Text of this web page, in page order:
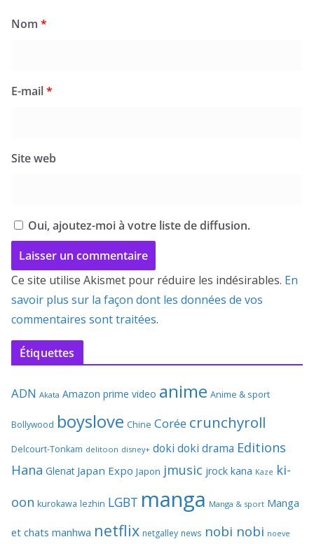
Nom *
E-mail*
Site web
Oui, ajoutez-moi à votre liste de diffusion.
Ce site utilise Akismet pour réduire les indésirables. En
savoir plus sur la façon dont les données de vos
commentaires sont traitées.
Étiquettes
ADN Akata Amazon prime video anime Anime & sport
Bollywood boyslove Chine Corée crunchyroll
Delcourt-Tonkam delitoon disney+ doki doki drama Editions
Hana Glenat Japan Expo Japon jmusic jrock kana Kaze ki-
oon kurokawa lezhin LGBT manga Manga & sport Manga
et chats manhwa netflix netgalley news nobi nobi noeve